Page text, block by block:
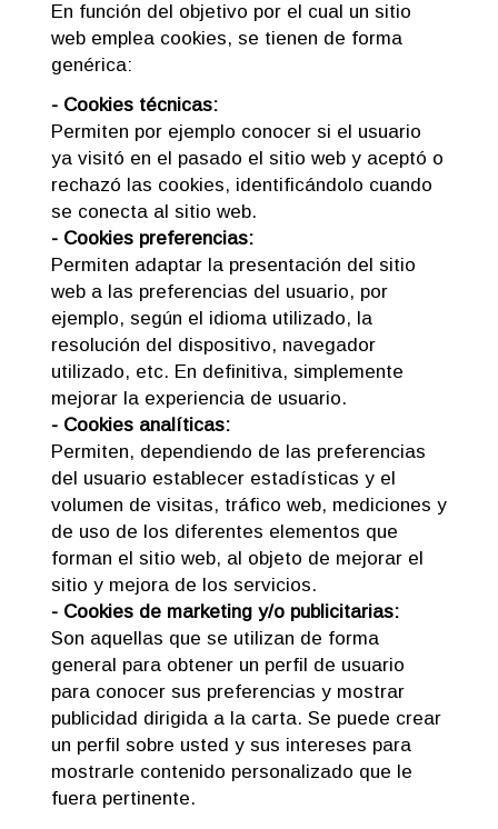
En función del objetivo por el cual un sitio
web emplea cookies, se tienen de forma
genérica:
- Cookies técnicas:
Permiten por ejemplo conocer si el usuario
ya visitó en el pasado el sitio web y aceptó o
rechazó las cookies, identificándolo cuando
se conecta al sitio web.
- Cookies preferencias:
Permiten adaptar la presentación del sitio
web a las preferencias del usuario, por
ejemplo, según el idioma utilizado, la
resolución del dispositivo, navegador
utilizado, etc. En definitiva, simplemente
mejorar la experiencia de usuario.
- Cookies analíticas:
Permiten, dependiendo de las preferencias
del usuario establecer estadísticas y el
volumen de visitas, tráfico web, mediciones y
de uso de los diferentes elementos que
forman el sitio web, al objeto de mejorar el
sitio y mejora de los servicios.
- Cookies de marketing y/o publicitarias:
Son aquellas que se utilizan de forma
general para obtener un perfil de usuario
para conocer sus preferencias y mostrar
publicidad dirigida a la carta. Se puede crear
un perfil sobre usted y sus intereses para
mostrarle contenido personalizado que le
fuera pertinente.